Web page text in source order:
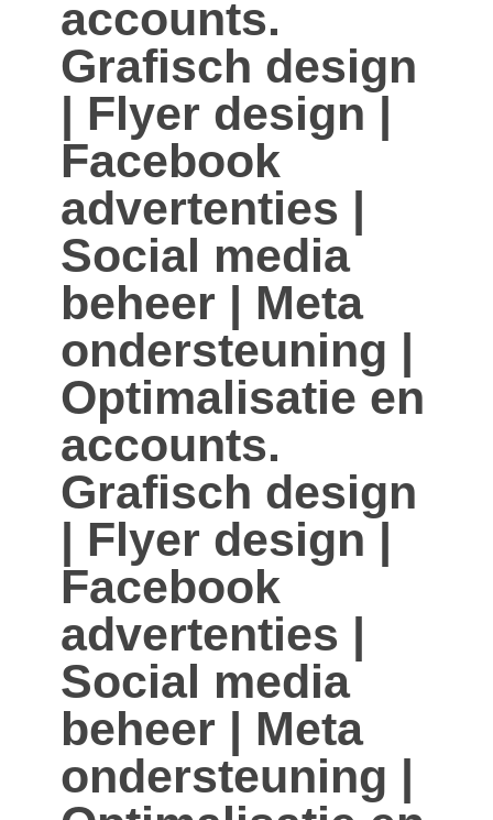
accounts.
Grafisch design
| Flyer design |
Facebook
advertenties |
Social media
beheer | Meta
ondersteuning |
Optimalisatie en
accounts.
Grafisch design
| Flyer design |
Facebook
advertenties |
Social media
beheer | Meta
ondersteuning |